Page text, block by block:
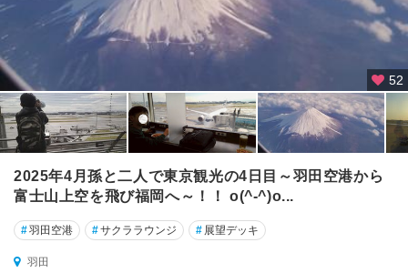
52
2025年4月孫と二人で東京観光の4日目～羽田空港から
富士山上空を飛び福岡へ～！！ o(^-^)o...
#羽田空港 #サクララウンジ # 展望デッキ
羽田